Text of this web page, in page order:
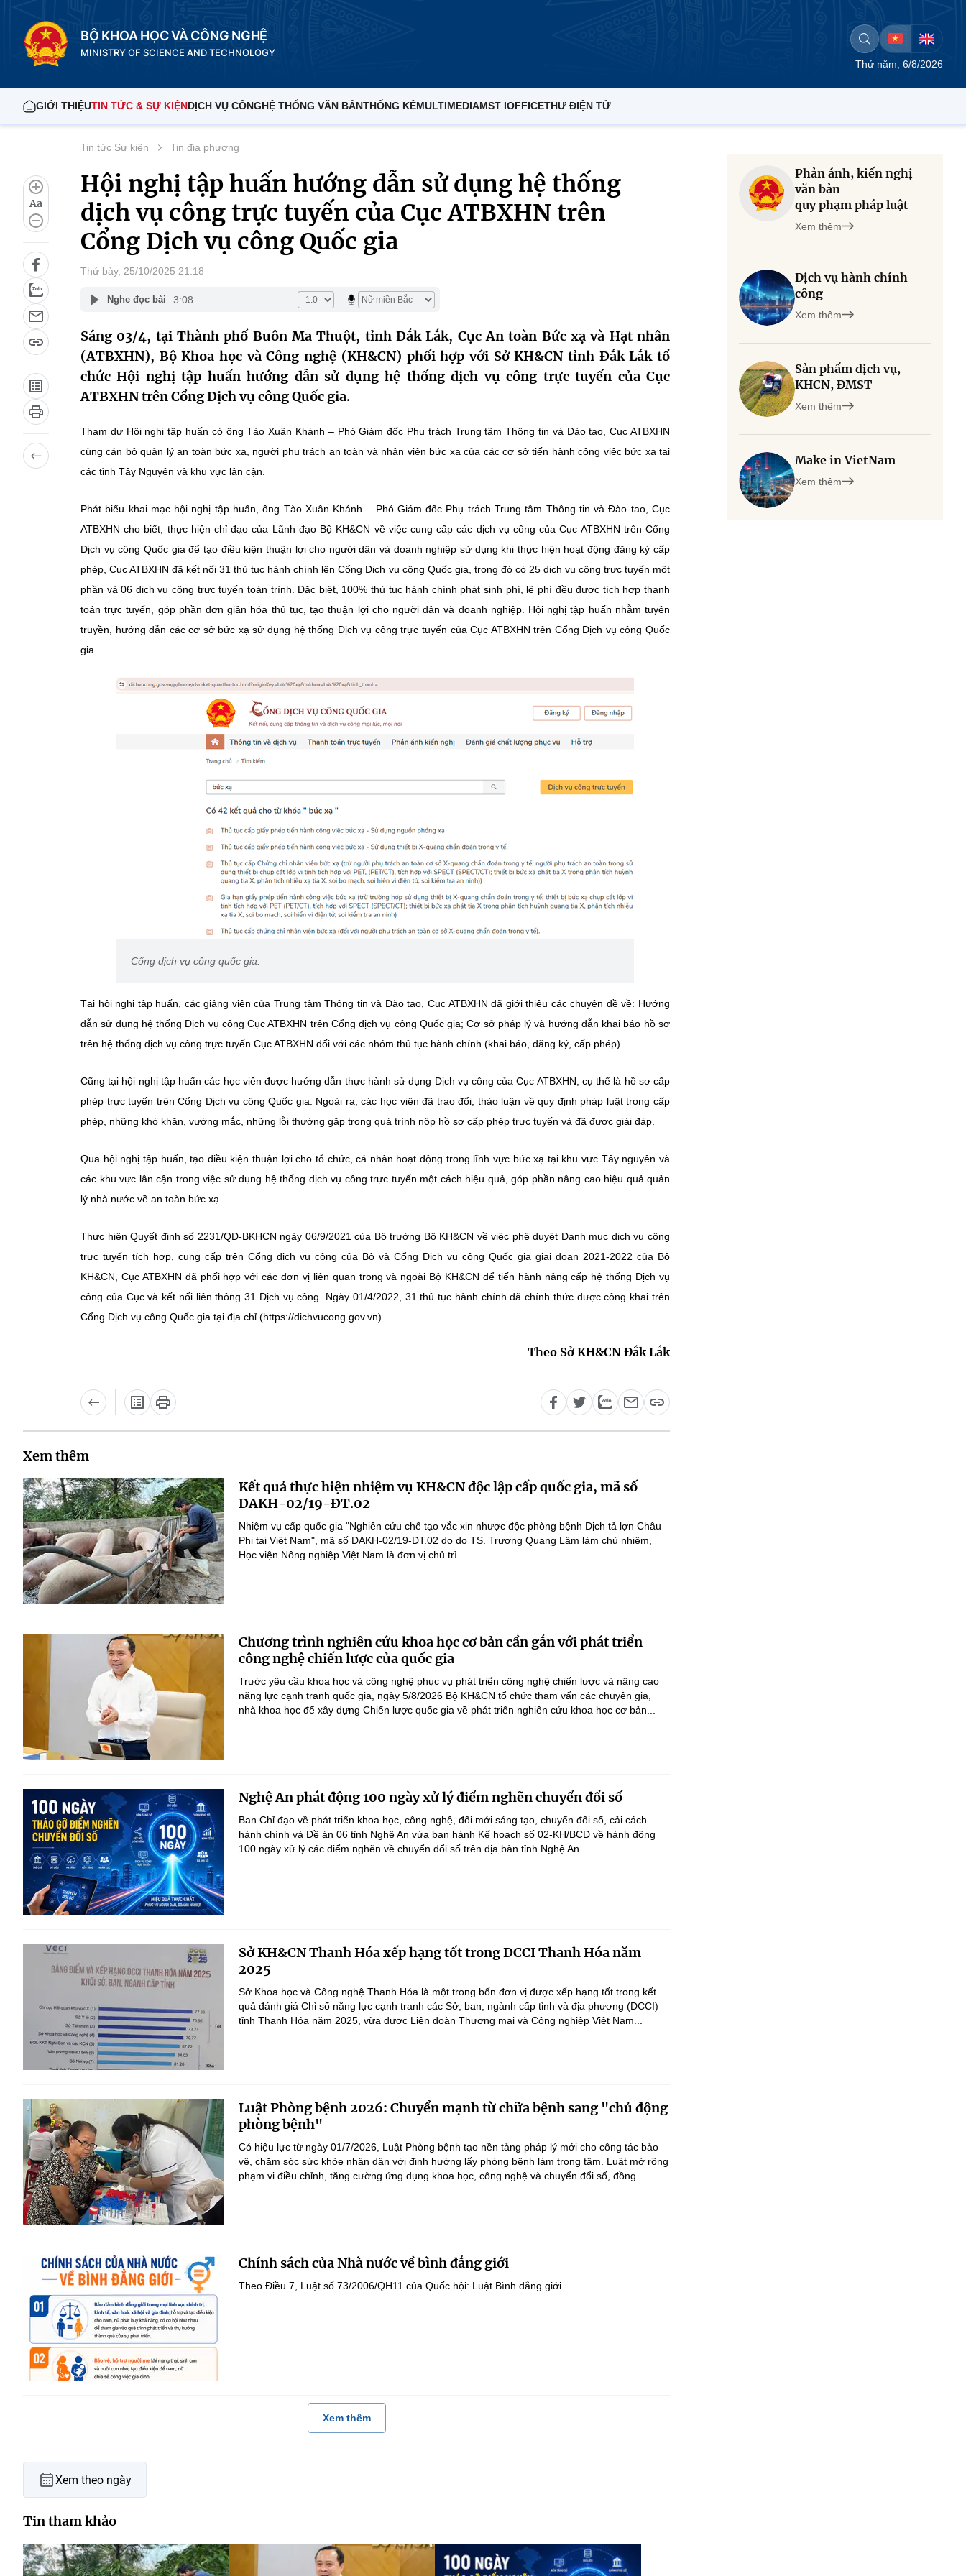
BỘ KHOA HỌC VÀ CÔNG NGHỆ
MINISTRY OF SCIENCE AND TECHNOLOGY
Thứ năm, 6/8/2026
GIỚI THIỆUTIN TỨC & SỰ KIỆNDỊCH VỤ CÔNGHỆ THỐNG VĂN BẢNTHỐNG KÊMULTIMEDIAMST IOFFICETHƯ ĐIỆN TỬ
Aa
Tin tức Sự kiện Tin địa phương
Hội nghị tập huấn hướng dẫn sử dụng hệ thống
dịch vụ công trực tuyến của Cục ATBXHN trên
Cổng Dịch vụ công Quốc gia
Thứ bảy, 25/10/2025 21:18
Nghe đọc bài 3:08
Sáng 03/4, tại Thành phố Buôn Ma Thuột, tỉnh Đắk Lắk, Cục An toàn Bức xạ và Hạt nhân
(ATBXHN), Bộ Khoa học và Công nghệ (KH&CN) phối hợp với Sở KH&CN tỉnh Đắk Lắk tổ
chức Hội nghị tập huấn hướng dẫn sử dụng hệ thống dịch vụ công trực tuyến của Cục
ATBXHN trên Cổng Dịch vụ công Quốc gia.
Tham dự Hội nghị tập huấn có ông Tào Xuân Khánh – Phó Giám đốc Phụ trách Trung tâm Thông tin và Đào tao, Cục ATBXHN
cùng cán bộ quản lý an toàn bức xạ, người phụ trách an toàn và nhân viên bức xạ của các cơ sở tiến hành công việc bức xạ tại
các tỉnh Tây Nguyên và khu vực lân cận.
Phát biểu khai mạc hội nghị tập huấn, ông Tào Xuân Khánh – Phó Giám đốc Phụ trách Trung tâm Thông tin và Đào tao, Cục
ATBXHN cho biết, thực hiện chỉ đạo của Lãnh đạo Bộ KH&CN về việc cung cấp các dịch vụ công của Cục ATBXHN trên Cổng
Dịch vụ công Quốc gia để tạo điều kiện thuận lợi cho người dân và doanh nghiệp sử dụng khi thực hiện hoạt động đăng ký cấp
phép, Cục ATBXHN đã kết nối 31 thủ tục hành chính lên Cổng Dịch vụ công Quốc gia, trong đó có 25 dịch vụ công trực tuyến một
phần và 06 dịch vụ công trực tuyến toàn trình. Đặc biệt, 100% thủ tục hành chính phát sinh phí, lệ phí đều được tích hợp thanh
toán trực tuyến, góp phần đơn giản hóa thủ tục, tạo thuận lợi cho người dân và doanh nghiệp. Hội nghị tập huấn nhằm tuyên
truyền, hướng dẫn các cơ sở bức xạ sử dụng hệ thống Dịch vụ công trực tuyến của Cục ATBXHN trên Cổng Dịch vụ công Quốc
gia.
Cổng dịch vụ công quốc gia.
Tại hội nghị tập huấn, các giảng viên của Trung tâm Thông tin và Đào tạo, Cục ATBXHN đã giới thiệu các chuyên đề về: Hướng
dẫn sử dụng hệ thống Dịch vụ công Cục ATBXHN trên Cổng dịch vụ công Quốc gia; Cơ sở pháp lý và hướng dẫn khai báo hồ sơ
trên hệ thống dịch vụ công trực tuyến Cục ATBXHN đối với các nhóm thủ tục hành chính (khai báo, đăng ký, cấp phép)…
Cũng tại hội nghị tập huấn các học viên được hướng dẫn thực hành sử dụng Dịch vụ công của Cục ATBXHN, cụ thể là hồ sơ cấp
phép trực tuyến trên Cổng Dịch vụ công Quốc gia. Ngoài ra, các học viên đã trao đổi, thảo luận về quy định pháp luật trong cấp
phép, những khó khăn, vướng mắc, những lỗi thường gặp trong quá trình nộp hồ sơ cấp phép trực tuyến và đã được giải đáp.
Qua hội nghị tập huấn, tạo điều kiện thuận lợi cho tổ chức, cá nhân hoạt động trong lĩnh vực bức xạ tại khu vực Tây nguyên và
các khu vực lân cận trong việc sử dụng hệ thống dịch vụ công trực tuyến một cách hiệu quả, góp phần nâng cao hiệu quả quản
lý nhà nước về an toàn bức xạ.
Thực hiện Quyết định số 2231/QĐ-BKHCN ngày 06/9/2021 của Bộ trưởng Bộ KH&CN về việc phê duyệt Danh mục dịch vụ công
trực tuyến tích hợp, cung cấp trên Cổng dịch vụ công của Bộ và Cổng Dịch vụ công Quốc gia giai đoạn 2021-2022 của Bộ
KH&CN, Cục ATBXHN đã phối hợp với các đơn vị liên quan trong và ngoài Bộ KH&CN để tiến hành nâng cấp hệ thống Dịch vụ
công của Cục và kết nối liên thông 31 Dịch vụ công. Ngày 01/4/2022, 31 thủ tục hành chính đã chính thức được công khai trên
Cổng Dịch vụ công Quốc gia tại địa chỉ (https://dichvucong.gov.vn).
Theo Sở KH&CN Đắk Lắk
Xem thêm
Kết quả thực hiện nhiệm vụ KH&CN độc lập cấp quốc gia, mã số
DAKH-02/19-ĐT.02
Nhiệm vụ cấp quốc gia "Nghiên cứu chế tạo vắc xin nhược độc phòng bệnh Dịch tả lợn Châu
Phi tại Việt Nam", mã số DAKH-02/19-ĐT.02 do do TS. Trương Quang Lâm làm chủ nhiệm,
Học viện Nông nghiệp Việt Nam là đơn vị chủ trì.
Chương trình nghiên cứu khoa học cơ bản cần gắn với phát triển
công nghệ chiến lược của quốc gia
Trước yêu cầu khoa học và công nghệ phục vụ phát triển công nghệ chiến lược và nâng cao
năng lực cạnh tranh quốc gia, ngày 5/8/2026 Bộ KH&CN tổ chức tham vấn các chuyên gia,
nhà khoa học để xây dựng Chiến lược quốc gia về phát triển nghiên cứu khoa học cơ bản...
Nghệ An phát động 100 ngày xử lý điểm nghẽn chuyển đổi số
Ban Chỉ đạo về phát triển khoa học, công nghệ, đổi mới sáng tạo, chuyển đổi số, cải cách
hành chính và Đề án 06 tỉnh Nghệ An vừa ban hành Kế hoạch số 02-KH/BCĐ về hành động
100 ngày xử lý các điểm nghẽn về chuyển đổi số trên địa bàn tỉnh Nghệ An.
Sở KH&CN Thanh Hóa xếp hạng tốt trong DCCI Thanh Hóa năm
2025
Sở Khoa học và Công nghệ Thanh Hóa là một trong bốn đơn vị được xếp hạng tốt trong kết
quả đánh giá Chỉ số năng lực cạnh tranh các Sở, ban, ngành cấp tỉnh và địa phương (DCCI)
tỉnh Thanh Hóa năm 2025, vừa được Liên đoàn Thương mại và Công nghiệp Việt Nam...
Luật Phòng bệnh 2026: Chuyển mạnh từ chữa bệnh sang "chủ động
phòng bệnh"
Có hiệu lực từ ngày 01/7/2026, Luật Phòng bệnh tạo nền tảng pháp lý mới cho công tác bảo
vệ, chăm sóc sức khỏe nhân dân với định hướng lấy phòng bệnh làm trọng tâm. Luật mở rộng
phạm vi điều chỉnh, tăng cường ứng dụng khoa học, công nghệ và chuyển đổi số, đồng...
Chính sách của Nhà nước về bình đẳng giới
Theo Điều 7, Luật số 73/2006/QH11 của Quốc hội: Luật Bình đẳng giới.
Xem thêm
Xem theo ngày
Tin tham khảo
Phản ánh, kiến nghị
văn bản
quy phạm pháp luật
Xem thêm
Dịch vụ hành chính
công
Xem thêm
Sản phẩm dịch vụ,
KHCN, ĐMST
Xem thêm
Make in VietNam
Xem thêm